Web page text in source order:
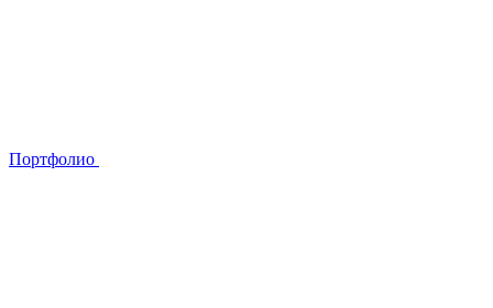
Портфолио